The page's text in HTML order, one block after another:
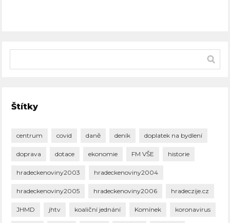
Štítky
centrum covid daně deník doplatek na bydlení
doprava dotace ekonomie FM VŠE historie
hradeckenoviny2003 hradeckenoviny2004
hradeckenoviny2005 hradeckenoviny2006 hradeczije.cz
JHMD jhtv koaliční jednání Komínek koronavirus